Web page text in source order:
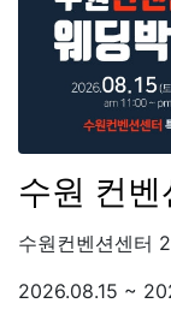
수원 컨
수원컨벤션센터
2026.08.15 ~